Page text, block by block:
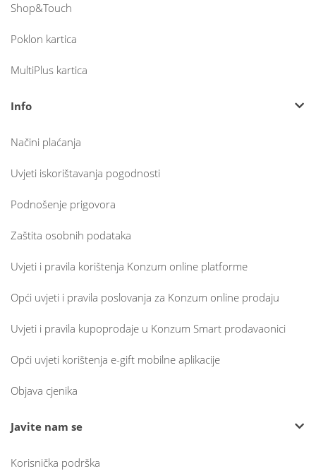
Shop&Touch
Poklon kartica
MultiPlus kartica
Info
Načini plaćanja
Uvjeti iskorištavanja pogodnosti
Podnošenje prigovora
Zaštita osobnih podataka
Uvjeti i pravila korištenja Konzum online platforme
Opći uvjeti i pravila poslovanja za Konzum online prodaju
Uvjeti i pravila kupoprodaje u Konzum Smart prodavaonici
Opći uvjeti korištenja e-gift mobilne aplikacije
Objava cjenika
Javite nam se
Korisnička podrška